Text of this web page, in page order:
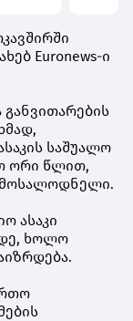
Euronews-ი
საშუალო
ორი წლით,
ასაკი
ხოლო